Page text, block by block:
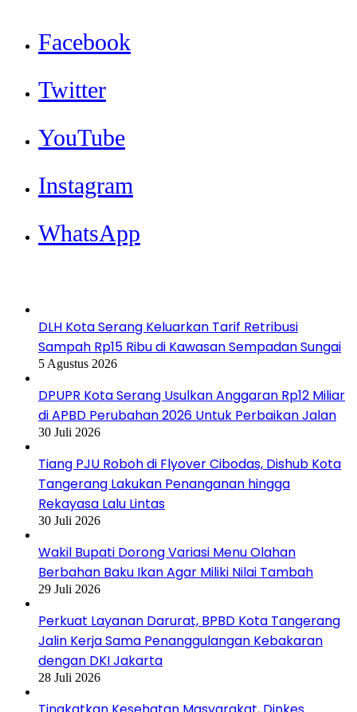
Facebook
Twitter
YouTube
Instagram
WhatsApp
DLH Kota Serang Keluarkan Tarif Retribusi
Sampah Rp15 Ribu di Kawasan Sempadan Sungai
5 Agustus 2026
DPUPR Kota Serang Usulkan Anggaran Rp12 Miliar
di APBD Perubahan 2026 Untuk Perbaikan Jalan
30 Juli 2026
Tiang PJU Roboh di Flyover Cibodas, Dishub Kota
Tangerang Lakukan Penanganan hingga
Rekayasa Lalu Lintas
30 Juli 2026
Wakil Bupati Dorong Variasi Menu Olahan
Berbahan Baku Ikan Agar Miliki Nilai Tambah
29 Juli 2026
Perkuat Layanan Darurat, BPBD Kota Tangerang
Jalin Kerja Sama Penanggulangan Kebakaran
dengan DKI Jakarta
28 Juli 2026